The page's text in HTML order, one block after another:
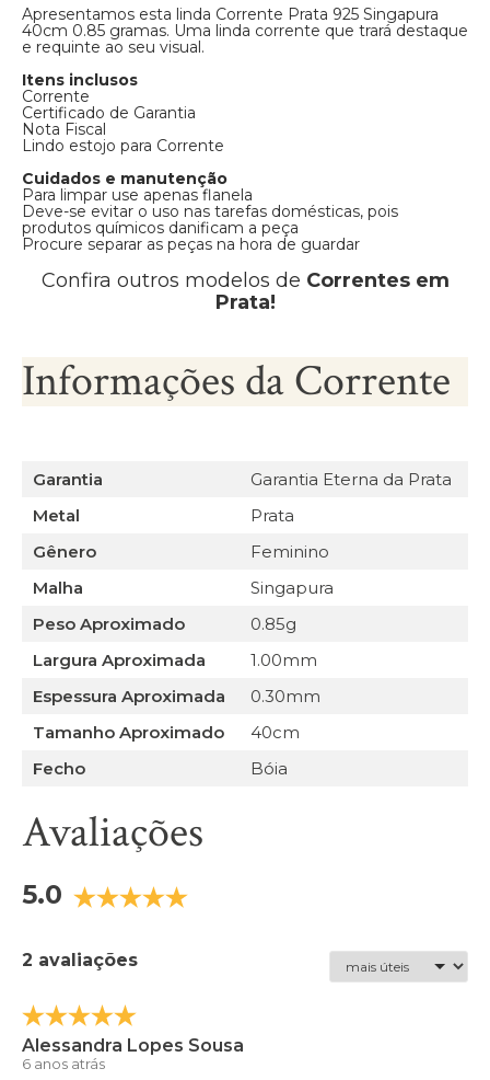
Apresentamos esta linda Corrente Prata 925 Singapura
40cm 0.85 gramas. Uma linda corrente que trará destaque
e requinte ao seu visual.
Itens inclusos
Corrente
Certificado de Garantia
Nota Fiscal
Lindo estojo para Corrente
Cuidados e manutenção
Para limpar use apenas flanela
Deve-se evitar o uso nas tarefas domésticas, pois
produtos químicos danificam a peça
Procure separar as peças na hora de guardar
Confira outros modelos de Correntes em
Prata!
Informações da Corrente
Garantia
Garantia Eterna da Prata
Metal
Prata
Gênero
Feminino
Malha
Singapura
Peso Aproximado
0.85g
Largura Aproximada
1.00mm
Espessura Aproximada
0.30mm
Tamanho Aproximado
40cm
Fecho
Bóia
Avaliações
5.0
2 avaliações
Alessandra Lopes Sousa
6 anos atrás